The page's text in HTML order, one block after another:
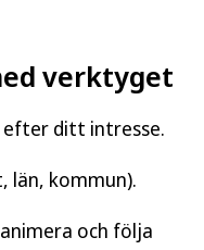
verktyget
ditt intresse.
län, kommun).
och följa